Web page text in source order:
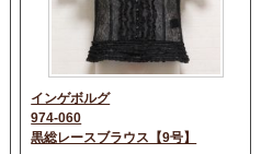
インゲボルグ
974-060
黒総レースブラウス【9号】